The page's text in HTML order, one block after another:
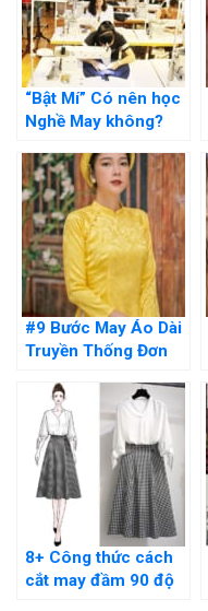
“Bật Mí” Có nên học
Nghề May không?
Học Nghề
#9 Bước May Áo Dài
Truyền Thống Đơn
Nhà
8+ Công thức cách
cắt may đầm 90 độ